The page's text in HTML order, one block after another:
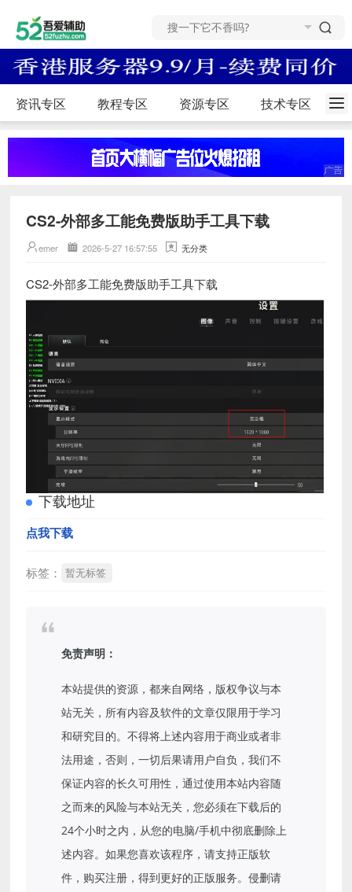
资讯专区 教程专区 资源专区 技术专区
CS2-外部多工能免费版助手工具下载
emer 2026-5-27 16:57:55 无分类
CS2-外部多工能免费版助手工具下载
下载地址
点我下载
标签： 暂无标签
免责声明：
本站提供的资源，都来自网络，版权争议与本
站无关，所有内容及软件的文章仅限用于学习
和研究目的。不得将上述内容用于商业或者非
法用途，否则，一切后果请用户自负，我们不
保证内容的长久可用性，通过使用本站内容随
之而来的风险与本站无关，您必须在下载后的
24个小时之内，从您的电脑/手机中彻底删除上
述内容。如果您喜欢该程序，请支持正版软
件，购买注册，得到更好的正版服务。侵删请